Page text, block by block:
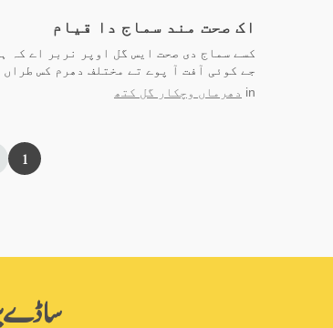
اک صحت مند سماج دا قیام
کسے سماج دی صحت ایس گل اوپر نربر اے کہ
جے کوئی آفت آ پوے تے مختلف دھرم کس
in دھرماں وچکار گل کتھ
1
ساڈے